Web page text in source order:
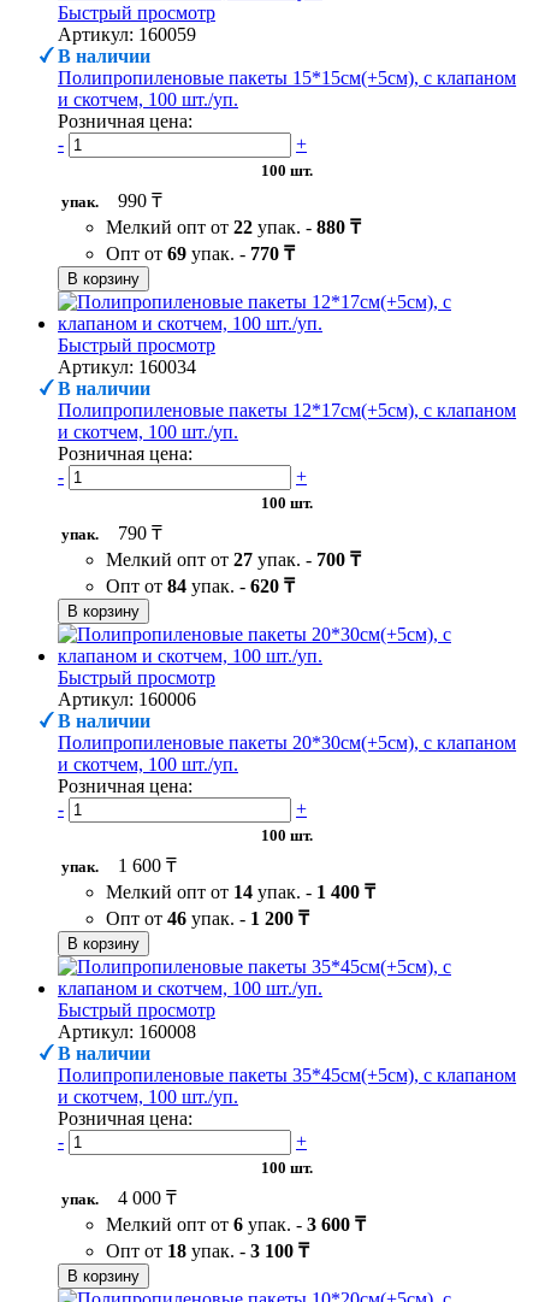
Быстрый просмотр
Артикул: 160059
В наличии
Полипропиленовые пакеты 15*15см(+5см), с клапаном
и скотчем, 100 шт./уп.
Розничная цена:
-
+
100 шт.
упак.
990 ₸
Мелкий опт от 22 упак. - 880 ₸
Опт от 69 упак. - 770 ₸
В корзину
Быстрый просмотр
Артикул: 160034
В наличии
Полипропиленовые пакеты 12*17см(+5см), с клапаном
и скотчем, 100 шт./уп.
Розничная цена:
-
+
100 шт.
упак.
790 ₸
Мелкий опт от 27 упак. - 700 ₸
Опт от 84 упак. - 620 ₸
В корзину
Быстрый просмотр
Артикул: 160006
В наличии
Полипропиленовые пакеты 20*30см(+5см), с клапаном
и скотчем, 100 шт./уп.
Розничная цена:
-
+
100 шт.
упак.
1 600 ₸
Мелкий опт от 14 упак. - 1 400 ₸
Опт от 46 упак. - 1 200 ₸
В корзину
Быстрый просмотр
Артикул: 160008
В наличии
Полипропиленовые пакеты 35*45см(+5см), с клапаном
и скотчем, 100 шт./уп.
Розничная цена:
-
+
100 шт.
упак.
4 000 ₸
Мелкий опт от 6 упак. - 3 600 ₸
Опт от 18 упак. - 3 100 ₸
В корзину